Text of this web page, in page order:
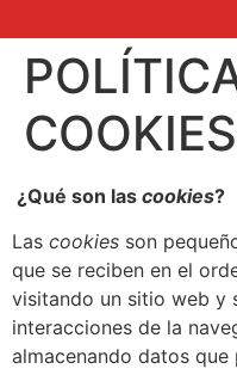
COOKIES
¿Qué son las cookies?
Las cookies son
que se reciben en el
visitando un sitio web y
interacciones de la
almacenando datos